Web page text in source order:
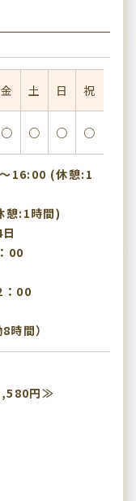
金 土 日 祝
○ ○ ○ ○
16:00 (休憩:1
:1時間)
00
：00
時間）
円≫